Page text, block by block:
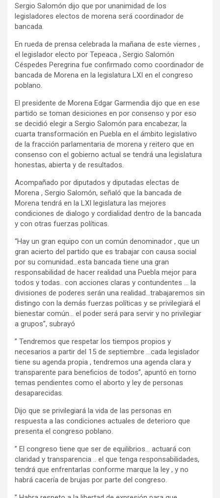
Sergio Salomón dijo que por unanimidad de los
legisladores electos de morena será coordinador de
bancada.
En rueda de prensa celebrada la mañana de este viernes ,
el legislador electo por Tepeaca , Sergio Salomón
Céspedes Peregrina fue confirmado como coordinador de
bancada de Morena en la legislatura LXI en el congreso
poblano.
El presidente de Morena Edgar Garmendia dijo que en ese
partido se toman desiciones en por consenso y por eso
se decidió elegir a Sergio Salomón para encabezar, la
cuarta transformación en Puebla en el ámbito legislativo
de la fracción parlamentaria de morena y reitero que en
consenso con el gobierno actual se tendrá una legislatura
honestas, abierta y de resultados.
Acompañado por diputados y diputadas electas de
Morena , Sergio Salomón, señaló que la bancada de
Morena tendrá en la LXI legislatura las mejores
condiciones de dialogo y cordialidad dentro de la bancada
y con otras fuerzas políticas.
“Hay un gran equipo con un común denominador , que un
gran acierto del partido que es trabajar con causa social
por su comunidad…esta bancada tiene una gran
responsabilidad de hacer realidad una Puebla mejor para
todos y todas.. con acciones claras y contundentes … la
divisiones de poderes serán una realidad…trabajaremos sin
distingo con la demás fuerzas políticas y se privilegiará el
bienestar común… el poder será para servir y no privilegiar
a grupos”, subrayó
” Tendremos que respetar los tiempos propios y
necesarios a partir del 15 de septiembre …cada legislador
tiene su agenda propia , tendremos una agenda clara y
transparente para beneficios de todos”, apuntó en torno
temas pendientes como el aborto y ley de personas
desaparecidas.
Dijo que se privilegiará la vida de las personas en
respuesta a las condiciones actuales de deterioro que
presenta el congreso poblano.
” El congreso tiene que ser de equilibrios… actuará con
claridad y transparencia .. el que tenga responsabilidades,
tendrá que enfrentarlas conforme marque la ley , y no
habrá cacería de brujas por parte del congreso.